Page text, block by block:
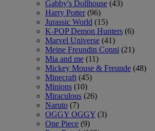
Gabby's Dollhouse (43)
Harry Potter (96)
Jurassic World (15)
K-POP Demon Hunters (6)
Marvel Universe (41)
Meine Freundin Conni (21)
Mia and me (11)
Mickey Mouse & Freunde (48)
Minecraft (45)
Minions (10)
Miraculous (26)
Naruto (7)
OGGY OGGY (3)
One Piece (9)